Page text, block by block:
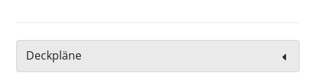
Deckpläne